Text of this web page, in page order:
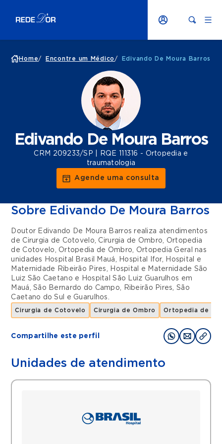
Home/ Encontre um Médico / Edivando De Moura Barros
Edivando De Moura Barros
CRM 209233/SP | RQE 111316 - Ortopedia e
traumatologia
Agende uma consulta
Sobre Edivando De Moura Barros
Doutor Edivando De Moura Barros realiza atendimentos
de Cirurgia de Cotovelo, Cirurgia de Ombro, Ortopedia
de Cotovelo, Ortopedia de Ombro, Ortopedia Geral
nas
unidades
Hospital Brasil Mauá, Hospital Ifor, Hospital e
Maternidade Ribeirão Pires, Hospital e Maternidade São
Luiz São Caetano e Hospital São Luiz Guarulhos em
Mauá,São Bernardo do Campo, Ribeirão Pires,São
Caetano do Sul
e Guarulhos.
Cirurgia de Cotovelo Cirurgia de Ombro Ortopedia de
Compartilhe este perfil
Unidades de atendimento